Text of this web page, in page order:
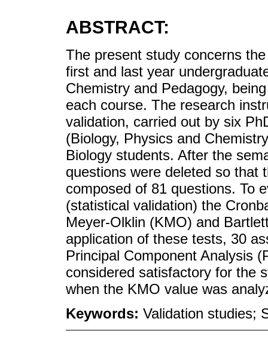
ABSTRACT:
The present study concerns
first and last year
Chemistry and Pedagogy,
each course. The research
validation, carried out by six
(Biology, Physics and
Biology students. After the
questions were deleted so that
composed of 81 questions. To
(statistical validation) the
Meyer-Olklin (KMO) and
application of these tests, 30
Principal Component Analysis
considered satisfactory for the
when the KMO value was
Keywords: Validation studies;